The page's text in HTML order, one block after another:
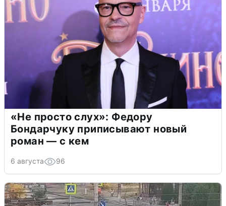
«Не просто слух»: Федору
Бондарчуку приписывают новый
роман — с кем
6 августа 96